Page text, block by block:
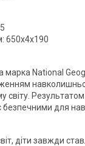
650x4x190
марка National
світу.
є безпечними для
діти завжди